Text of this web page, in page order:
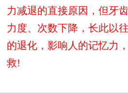
力减退的直接原因，但牙
力度、次数下降，长此以
的退化，影响人的记忆力
救!